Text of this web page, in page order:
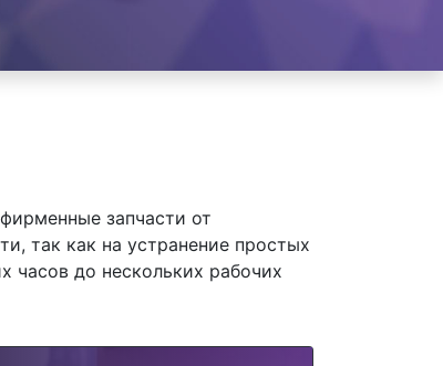
запчасти от
так как на устранение простых
часов до нескольких рабочих